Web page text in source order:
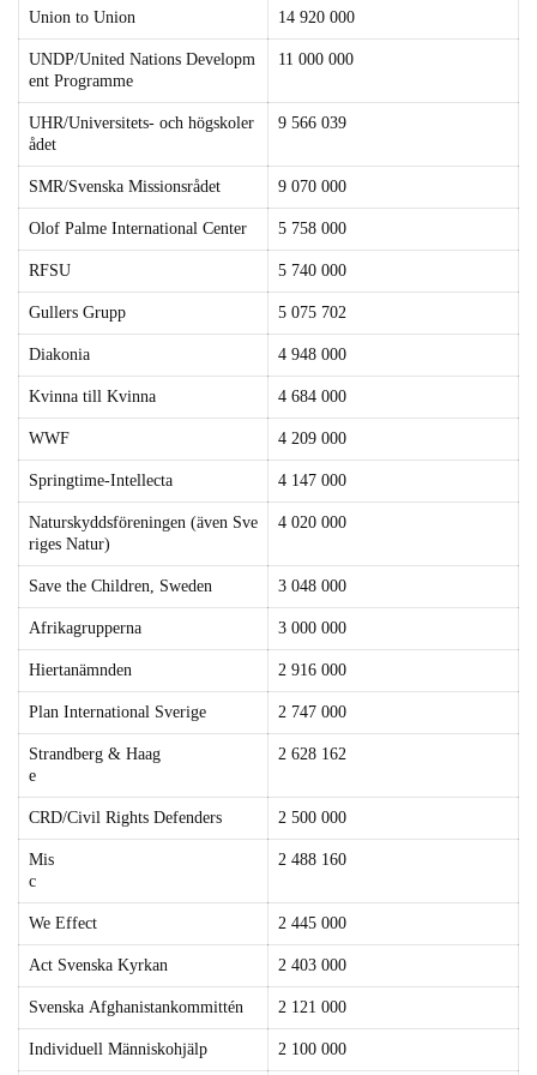
Union to Union 14 920 000
UNDP/United Nations Developm
ent Programme
11 000 000
UHR/Universitets- och högskoler
ådet
9 566 039
SMR/Svenska Missionsrådet 9 070 000
Olof Palme International Center 5 758 000
RFSU 5 740 000
Gullers Grupp 5 075 702
Diakonia 4 948 000
Kvinna till Kvinna 4 684 000
WWF 4 209 000
Springtime-Intellecta 4 147 000
Naturskyddsföreningen (även Sve
riges Natur)
4 020 000
Save the Children, Sweden 3 048 000
Afrikagrupperna 3 000 000
Hiertanämnden 2 916 000
Plan International Sverige 2 747 000
Strandberg & Haag
e
2 628 162
CRD/Civil Rights Defenders 2 500 000
Mis
c
2 488 160
We Effect 2 445 000
Act Svenska Kyrkan 2 403 000
Svenska Afghanistankommittén 2 121 000
Individuell Människohjälp 2 100 000